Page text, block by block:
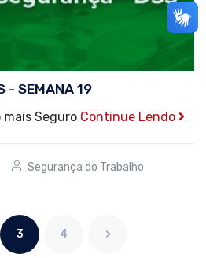
- SEMANA 19
mais Seguro Continue Lendo
Segurança do Trabalho
3 4 >